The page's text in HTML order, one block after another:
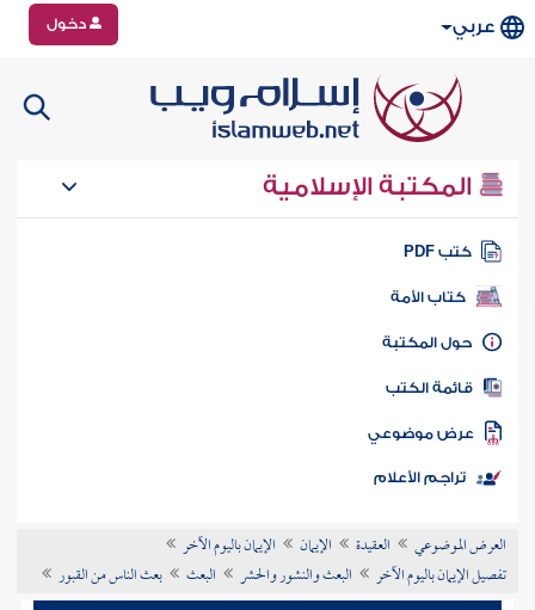
عربي دخول
المكتبة الإسلامية
كتب PDF
كتاب الأمة
المكتبة
الكتب
موضوعي
تراجم الأعلام
العرض الموضوعي العقيدة الإيمان
الإيمان باليوم الآخر
تفصيل الإيمان باليوم الآخر
البعث والنشور والحشر البعث بعث الناس من القبور